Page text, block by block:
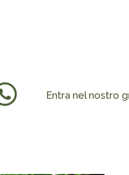
Entra nel nostro